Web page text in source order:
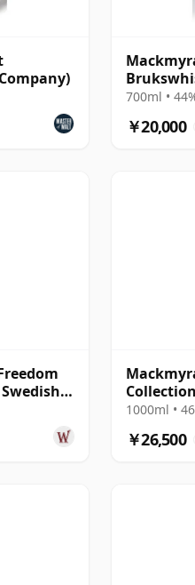
700ml •
￥20,000
Swedish
1000ml •
￥26,500